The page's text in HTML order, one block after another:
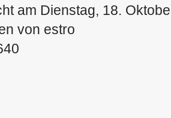
am Dienstag, 18.
von estro